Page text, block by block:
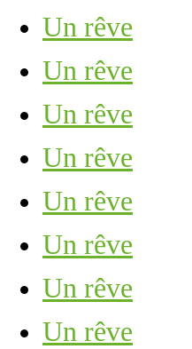
Un rêve
Un rêve
Un rêve
Un rêve
Un rêve
Un rêve
Un rêve
Un rêve